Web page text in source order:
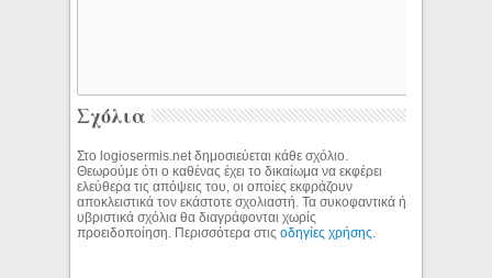
Σχόλια
Στο logiosermis.net δημοσιεύεται κάθε σχόλιο.
Θεωρούμε ότι ο καθένας έχει το δικαίωμα να εκφέρει
ελεύθερα τις απόψεις του, οι οποίες εκφράζουν
αποκλειστικά τον εκάστοτε σχολιαστή. Τα συκοφαντικά ή
υβριστικά σχόλια θα διαγράφονται χωρίς
προειδοποίηση. Περισσότερα στιςοδηγίες χρήσης.